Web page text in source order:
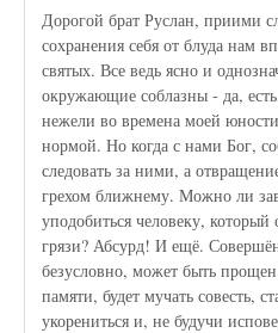
Дорогой брат Руслан, приими
сохранения себя от блуда нам
святых. Все ведь ясно и
окружающие соблазны - да,
нежели во времена моей
нормой. Но когда с нами Бог,
следовать за ними, а
грехом ближнему. Можно ли
уподобиться человеку,
грязи? Абсурд! И ещё.
безусловно, может быть
памяти, будет мучать совесть,
укорениться и, не будучи